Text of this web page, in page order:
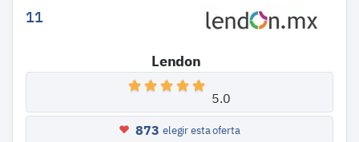
11
Lendon
5.0
873 elegir esta oferta